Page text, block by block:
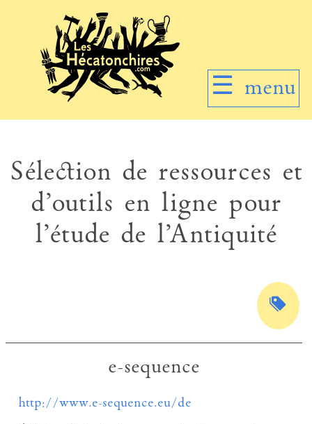
☰ menu
Sélection de ressources et
d’outils en ligne pour
l’étude de l’Antiquité
e-sequence
http://www.e-sequence.eu/de